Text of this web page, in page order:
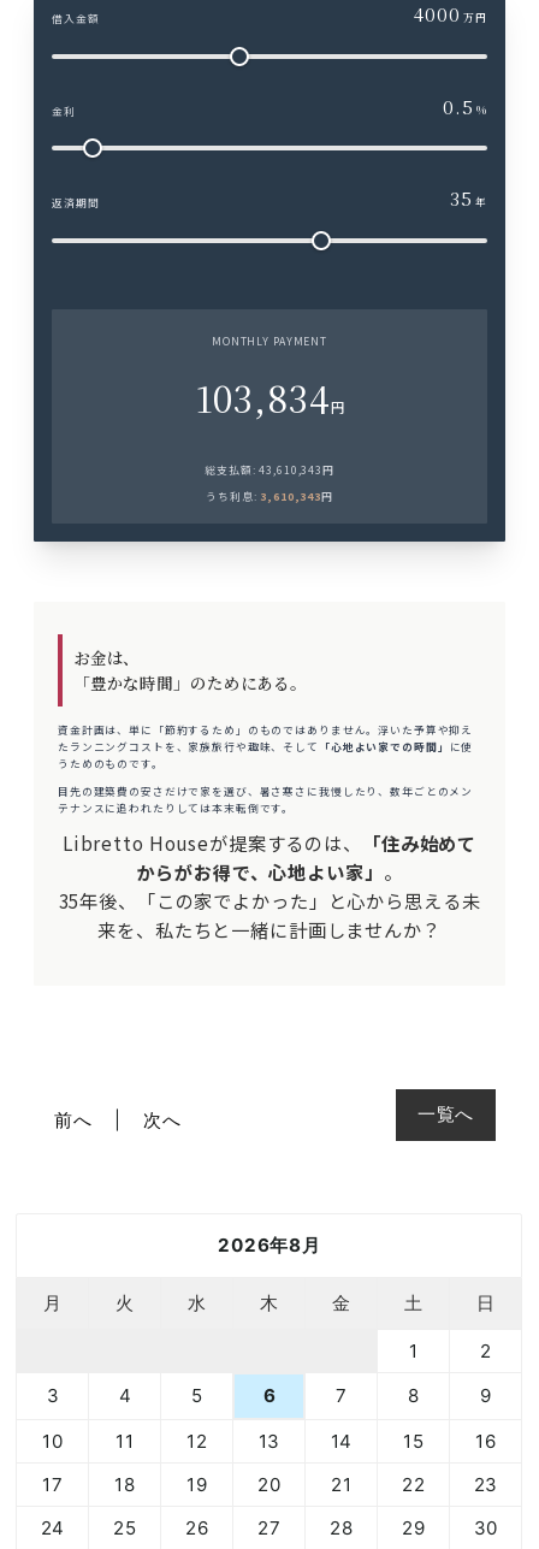
借入金額 4000 万円
金利 0.5 %
返済期間 35 年
MONTHLY PAYMENT
103,834円
総支払額:43,610,343円
うち利息: 3,610,343円
お金は、
「豊かな時間」のためにある。
資金計画は、単に「節約するため」のものではありません。浮いた予算や抑え
たランニングコストを、家族旅行や趣味、 そして 「心地よい家での時間」
に使
うためのものです。
目先の建築費の安さだけで家を選び、暑さ寒さに我慢したり、数年ごとのメン
テナンスに追われたりしては本末転倒です。
Libretto Houseが提案するのは、
「住み始めて
からがお得で、心地よい家」 。
35年後、「この家でよかった」と心から思える未
来を、 私たちと一緒に計画しませんか？
一覧へ
前へ 次へ
2026年8月
月 火 水 木 金 土 日
1
2
3
4 5 6 7 8
9
10
11 12 13 14 15
16
17
18 19 20 21 22
23
24
25 26 27 28 29
30